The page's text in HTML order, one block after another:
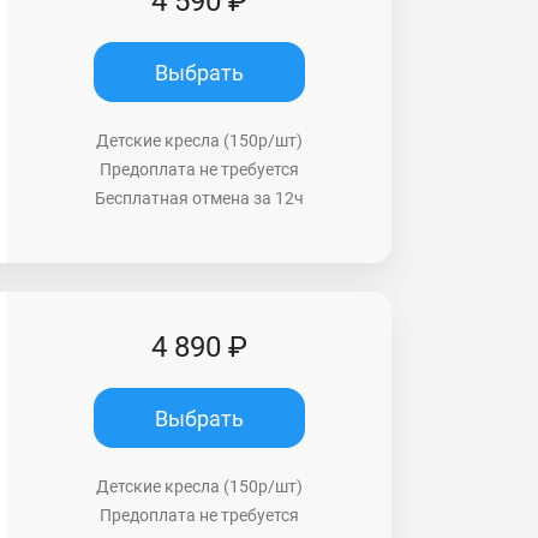
Выбрать
Детские кресла (150р/шт)
Предоплата не требуется
Бесплатная отмена за 12ч
4 890 ₽
Выбрать
Детские кресла (150р/шт)
Предоплата не требуется